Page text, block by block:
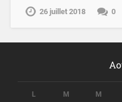
26 juillet 2018 0
L M M